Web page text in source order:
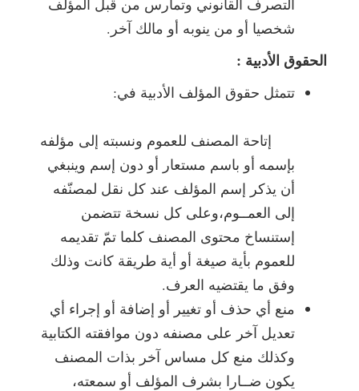
التصرف القانوني وتمارس من قبل المؤلف
شخصيا أو من ينوبه أو مالك آخر.
الحقوق الأدبية :
تتمثل حقوق المؤلف الأدبية في:
إتاحة المصنف للعموم ونسبته إلى مؤلفه
بإسمه أو باسم مستعار أو دون إسم وينبغي
أن يذكر إسم المؤلف عند كل نقل لمصنّفه
إلى العمــوم،وعلى كل نسخة تتضمن
إستنساخ محتوى المصنف كلما تمّ تقديمه
للعموم بأية صيغة أو أية طريقة كانت وذلك
وفق ما يقتضيه العرف.
منع أي حذف أو تغيير أو إضافة أو إجراء أي
تعديل آخر على مصنفه دون موافقته الكتابية
وكذلك منع كل مساس آخر بذات المصنف
يكون ضــارا بشرف المؤلف أو سمعته،